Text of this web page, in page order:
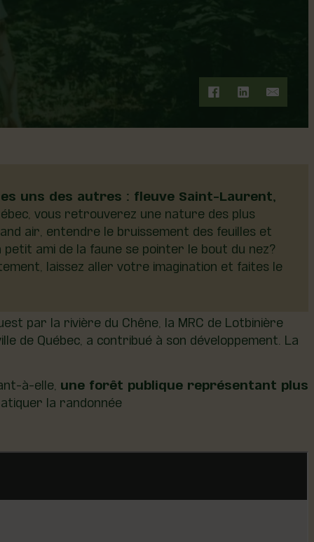
uns des autres : fleuve Saint-Laurent,
vous retrouverez une nature des plus
air, entendre le bruissement des feuilles et
ami de la faune se pointer le bout du nez?
laissez aller votre imagination et faites le
par la rivière du Chêne, la MRC de Lotbinière
de Québec, a contribué à son développement. La
à-elle, une forêt publique représentant plus
la randonnée